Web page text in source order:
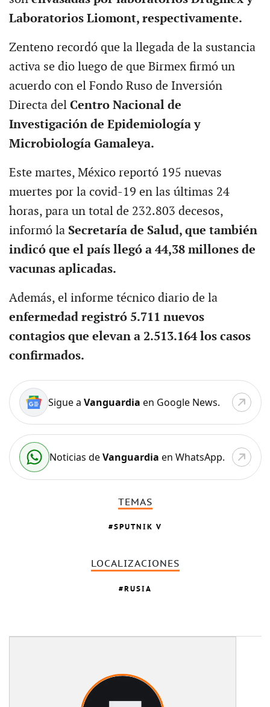
Laboratorios Liomont, respectivamente.
Zenteno recordó que la llegada de la sustancia
activa se dio luego de que Birmex firmó un
acuerdo con el Fondo Ruso de Inversión
Directa del Centro Nacional de
Investigación de Epidemiología y
Microbiología Gamaleya.
Este martes, México reportó 195 nuevas
muertes por la covid-19 en las últimas 24
horas, para un total de 232.803 decesos,
informó la Secretaría de Salud, que también
indicó que el país llegó a 44,38 millones de
vacunas aplicadas.
Además, el informe técnico diario de la
enfermedad registró 5.711 nuevos
contagios que elevan a 2.513.164 los casos
confirmados.
Sigue a Vanguardia en Google News.
Noticias deVanguardia en WhatsApp.
TEMAS
SPUTNIK V
LOCALIZACIONES
RUSIA